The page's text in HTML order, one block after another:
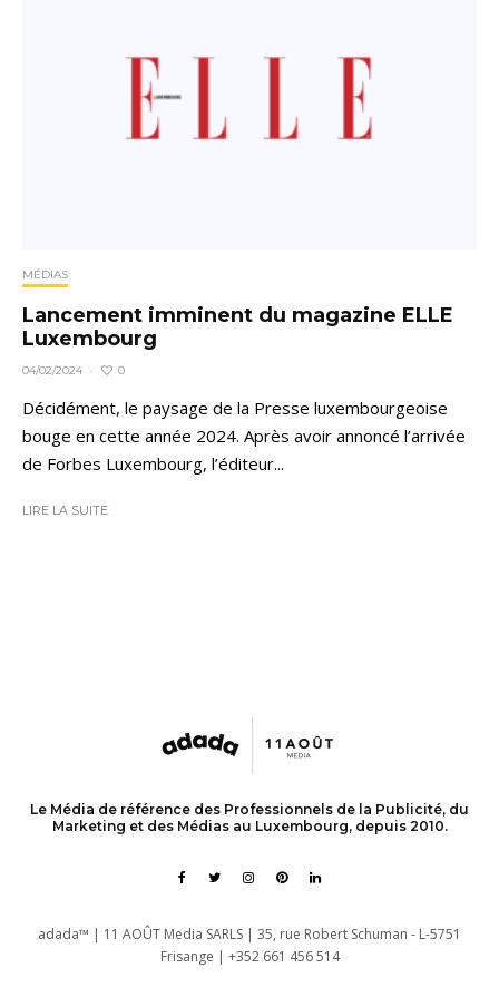
MÉDIAS
Lancement imminent du magazine ELLE
Luxembourg
04/02/2024 · 0
Décidément, le paysage de la Presse luxembourgeoise
bouge en cette année 2024. Après avoir annoncé l’arrivée
de Forbes Luxembourg, l’éditeur...
LIRE LA SUITE
Le Média de référence des Professionnels de la Publicité, du
Marketing et des Médias au Luxembourg, depuis 2010.
adada™ | 11 AOÛT Media SARLS | 35, rue Robert Schuman - L-5751
Frisange | +352 661 456 514